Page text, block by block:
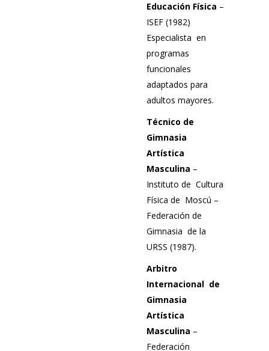
Educación Física –
ISEF (1982)
Especialista en
programas
funcionales
adaptados para
adultos mayores.
Técnico de
Gimnasia
Artística
Masculina –
Instituto de Cultura
Física de Moscú –
Federación de
Gimnasia de la
URSS (1987).
Arbitro
Internacional de
Gimnasia
Artística
Masculina –
Federación